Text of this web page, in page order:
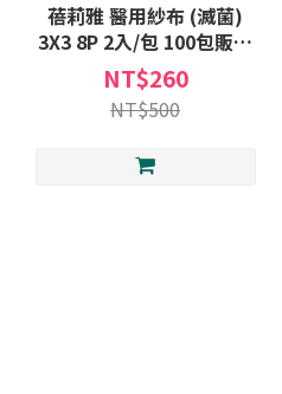
蓓莉雅 醫用紗布 (滅菌)
3X3 8P 2入/包 100包販售
滅菌 醫用 紗布 紗布塊
NT$260
NT$500